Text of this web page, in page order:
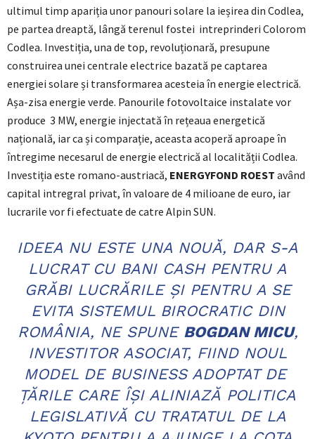
ultimul timp apariția unor panouri solare la ieșirea din Codlea,
pe partea dreaptă, lângă terenul fostei intreprinderi Colorom
Codlea. Investiția, una de top, revoluționară, presupune
construirea unei centrale electrice bazată pe captarea
energiei solare și transformarea acesteia în energie electrică.
Așa-zisa energie verde. Panourile fotovoltaice instalate vor
produce 3 MW, energie injectată în rețeaua energetică
națională, iar ca și comparație, aceasta acoperă aproape în
întregime necesarul de energie electrică al localității Codlea.
Investiția este romano-austriacă, ENERGYFOND ROEST având
capital intregral privat, în valoare de 4 milioane de euro, iar
lucrarile vor fi efectuate de catre Alpin SUN.
IDEEA NU ESTE UNA NOUĂ, DAR S-A
LUCRAT CU BANI CASH PENTRU A
GRĂBI LUCRĂRILE ȘI PENTRU A SE
EVITA SISTEMUL BIROCRATIC DIN
ROMÂNIA, NE SPUNE BOGDAN MICU,
INVESTITOR ASOCIAT, FIIND NOUL
MODEL DE BUSINESS ADOPTAT DE
ȚĂRILE CARE ÎȘI ALINIAZĂ POLITICA
LEGISLATIVĂ CU TRATATUL DE LA